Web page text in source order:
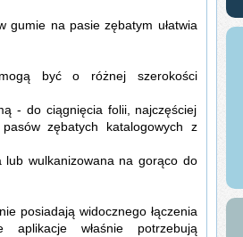
gumie na pasie zębatym ułatwia
być o różnej szerokości
- do ciągnięcia folii, najczęściej
zębatych katalogowych z
lub wulkanizowana na gorąco do
posiadają widocznego łączenia
aplikacje właśnie potrzebują